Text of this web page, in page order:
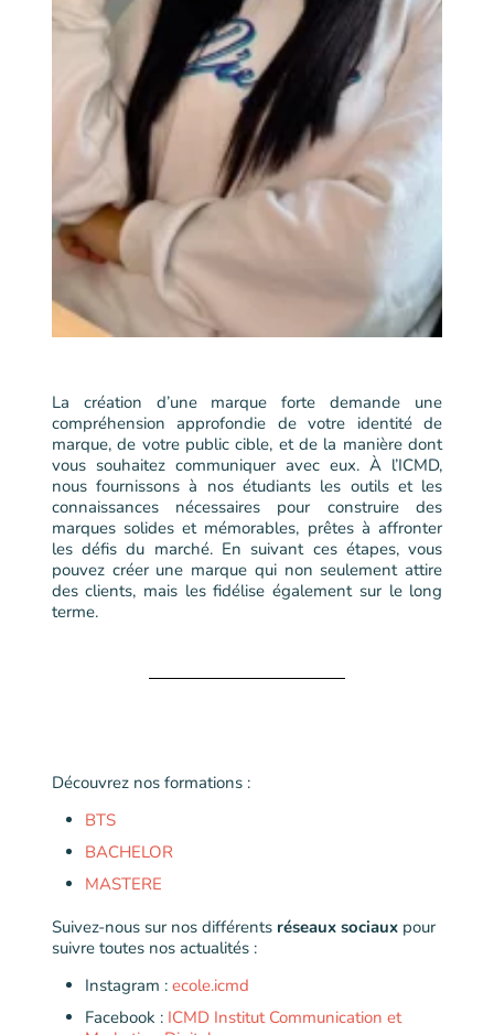
La création d’une marque forte demande une
compréhension approfondie de votre identité de
marque, de votre public cible, et de la manière dont
vous souhaitez communiquer avec eux. À l’ICMD,
nous fournissons à nos étudiants les outils et les
connaissances nécessaires pour construire des
marques solides et mémorables, prêtes à affronter
les défis du marché. En suivant ces étapes, vous
pouvez créer une marque qui non seulement attire
des clients, mais les fidélise également sur le long
terme.
Découvrez nos formations :
BTS
BACHELOR
MASTERE
Suivez-nous sur nos différents réseaux sociauxpour
suivre toutes nos actualités :
Instagram : ecole.icmd
Facebook : ICMD Institut Communication et